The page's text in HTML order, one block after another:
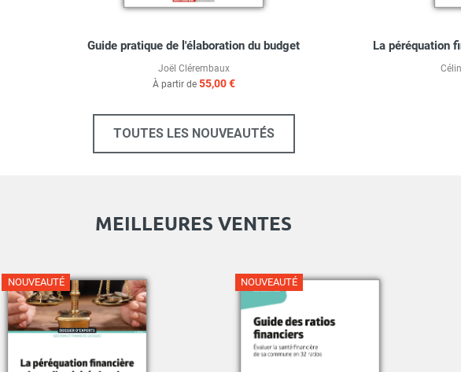
Guide pratique de l'élaboration du budget
Joël Clérembaux
À partir de 55,00 €
La péréquation
TOUTES LES NOUVEAUTÉS
MEILLEURES VENTES
NOUVEAUTÉ NOUVEAUTÉ